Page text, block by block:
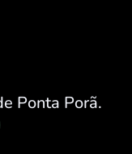
Ponta Porã.